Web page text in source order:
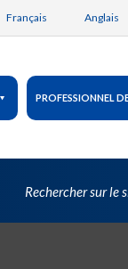
Français Anglais
PROFESSIONNEL
Rechercher sur le